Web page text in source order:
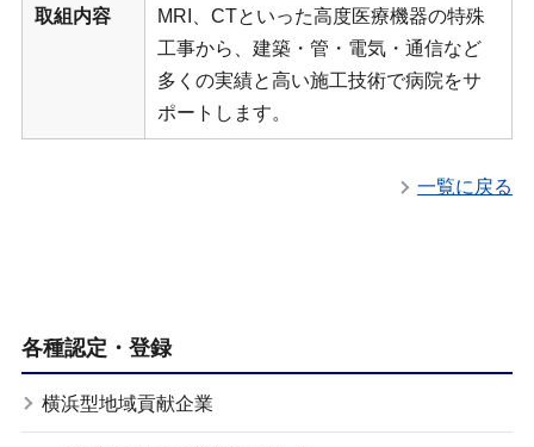
取組内容
MRI、CTといった高度医療機器の特殊
工事から、建築・管・電気・通信など
多くの実績と高い施工技術で病院をサ
ポートします。
一覧に戻る
各種認定・登録
横浜型地域貢献企業